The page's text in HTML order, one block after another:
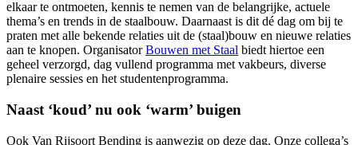
elkaar te ontmoeten, kennis te nemen van de belangrijke, actuele
thema’s en trends in de staalbouw. Daarnaast is dit dé dag om bij te
praten met alle bekende relaties uit de (staal)bouw en nieuwe relaties
aan te knopen. OrganisatorBouwen met Staal biedt hiertoe een
geheel verzorgd, dag vullend programma met vakbeurs, diverse
plenaire sessies en het studentenprogramma.
Naast ‘koud’ nu ook ‘warm’ buigen
Ook Van Rijsoort Bending is aanwezig op deze dag. Onze collega’s